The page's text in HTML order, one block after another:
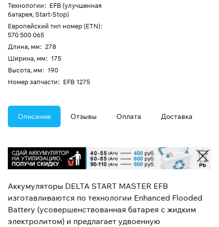
Технологии: EFB (улучшенная
батарея, Start-Stop)
Европейский тип номер (ETN):
570 500 065
Длина, мм: 278
Ширина, мм: 175
Высота, мм: 190
Номер запчасти: EFB 1275
Описание Отзывы Оплата Доставка
Аккумуляторы DELTA START MASTER EFB
изготавливаются по технологии Enhanced Flooded
Battery (усовершенствованная батарея с жидким
электролитом) и предлагает удвоенную